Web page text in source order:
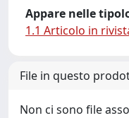
Appare nelle
1.1 Articolo in
File in questo
Non ci sono file